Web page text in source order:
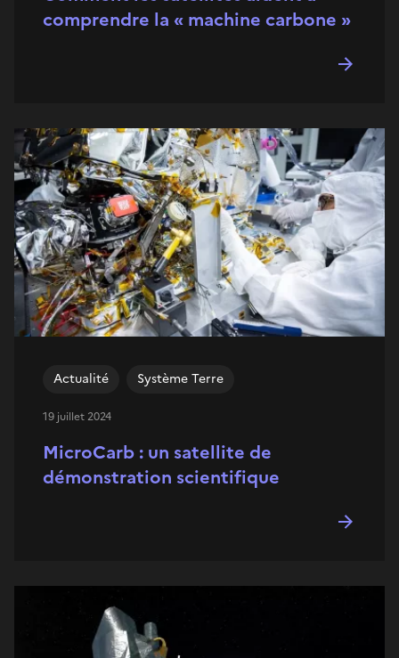
comprendre la « machine carbone »
MicroCarb : un satellite de
démonstration scientifique
Actualité Système Terre
19 juillet 2024